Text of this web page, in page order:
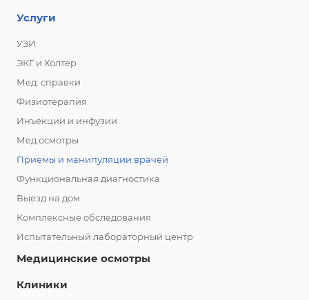
Услуги
УЗИ
ЭКГ и Холтер
Мед. справки
Физиотерапия
Инъекции и инфузии
Мед.осмотры
Приемы и манипуляции врачей
Функциональная диагностика
Выезд на дом
Комплексные обследования
Испытательный лабораторный центр
Медицинские осмотры
Клиники